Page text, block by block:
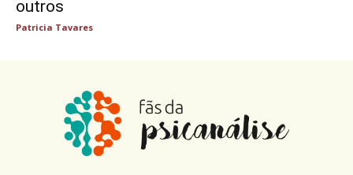
outros
Patricia Tavares